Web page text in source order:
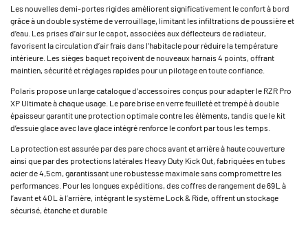
Les nouvelles demi-portes rigides améliorent significativement le confort à bord
grâce à un double système de verrouillage, limitant les infiltrations de poussière et
d’eau. Les prises d’air sur le capot, associées aux déflecteurs de radiateur,
favorisent la circulation d’air frais dans l’habitacle pour réduire la température
intérieure. Les sièges baquet reçoivent de nouveaux harnais 4 points, offrant
maintien, sécurité et réglages rapides pour un pilotage en toute confiance.
Polaris propose un large catalogue d’accessoires conçus pour adapter le RZR Pro
XP Ultimate à chaque usage. Le pare brise en verre feuilleté et trempé à double
épaisseur garantit une protection optimale contre les éléments, tandis que le kit
d’essuie glace avec lave glace intégré renforce le confort par tous les temps.
La protection est assurée par des pare chocs avant et arrière à haute couverture
ainsi que par des protections latérales Heavy Duty Kick Out, fabriquées en tubes
acier de 4,5 cm, garantissant une robustesse maximale sans compromettre les
performances. Pour les longues expéditions, des coffres de rangement de 69 L à
l’avant et 40 L à l’arrière, intégrant le système Lock & Ride, offrent un stockage
sécurisé, étanche et durable